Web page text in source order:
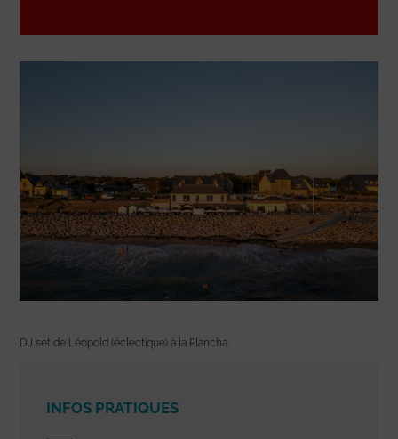
DJ set de Léopold (éclectique) à la Plancha.
INFOS PRATIQUES